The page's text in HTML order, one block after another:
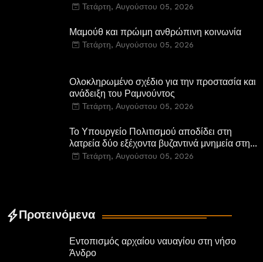
Τετάρτη, Αυγούστου 05, 2026
Μαμούθ και πρώιμη ανθρώπινη κοινωνία
Τετάρτη, Αυγούστου 05, 2026
Ολοκληρωμένο σχέδιο για την προστασία και
ανάδειξη του Ραμνούντος
Τετάρτη, Αυγούστου 05, 2026
Το Υπουργείο Πολιτισμού αποδίδει στη
λατρεία δύο εξέχοντα βυζαντινά μνημεία στην
Καστοριά και έπεται το αποκαταστημένο
Τετάρτη, Αυγούστου 05, 2026
Προτεινόμενα
Εντοπισμός αρχαίου ναυαγίου στη νήσο
Άνδρο